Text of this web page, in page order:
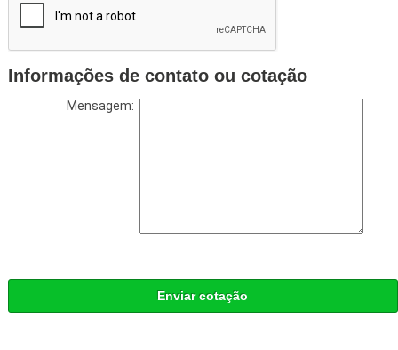
Informações de contato ou cotação
Mensagem:
Enviar cotação